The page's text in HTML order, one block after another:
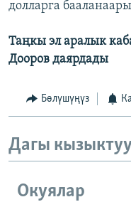
долларга
Таңкы эл аралык
Дооров даярдады
Бөлүшүңүз
Дагы
Окуялар